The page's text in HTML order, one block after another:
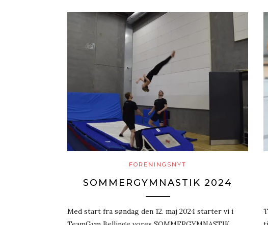
FORENINGSNYT
SOMMERGYMNASTIK 2024
Med start fra søndag den 12. maj 2024 starter vi i